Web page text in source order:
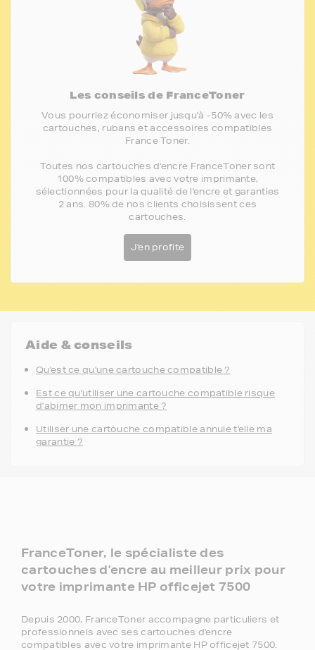
Les conseils de FranceToner
Vous pourriez économiser jusqu'à -50% avec les
cartouches, rubans et accessoires compatibles
France Toner.
Toutes nos cartouches d'encre FranceToner sont
100% compatibles avec votre imprimante,
sélectionnées pour la qualité de l'encre et garanties
2 ans. 80% de nos clients choisissent ces
cartouches.
J'en profite
Aide & conseils
Qu'est ce qu'une cartouche compatible ?
Est ce qu'utiliser une cartouche compatible risque
d'abimer mon imprimante ?
Utiliser une cartouche compatible annule t'elle ma
garantie ?
FranceToner, le spécialiste des
cartouches d'encre au meilleur prix pour
votre imprimante HP officejet 7500
Depuis 2000, FranceToner accompagne particuliers et
professionnels avec ses cartouches d'encre
compatibles avec votre imprimante HP officejet 7500.